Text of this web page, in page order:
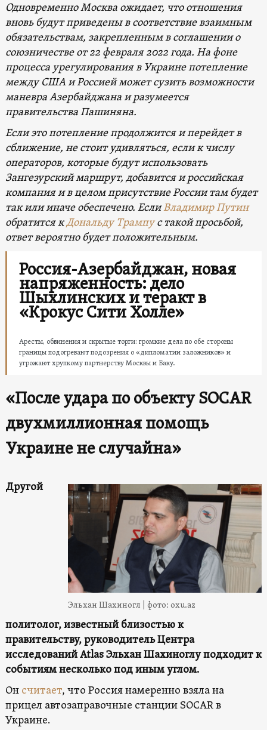
Одновременно Москва ожидает, что отношения
вновь будут приведены в соответствие взаимным
обязательствам, закрепленным в соглашении о
союзничестве от 22 февраля 2022 года. На фоне
процесса урегулирования в Украине потепление
между США и Россией может сузить возможности
маневра Азербайджана и разумеется
правительства Пашиняна.
Если это потепление продолжится и перейдет в
сближение, не стоит удивляться, если к числу
операторов, которые будут использовать
Зангезурский маршрут, добавится и российская
компания и в целом присутствие России там будет
так или иначе обеспечено. ЕслиВладимир Путин
обратится кДональду Трампус такой просьбой,
ответ вероятно будет положительным.
Россия-Азербайджан, новая
напряженность: дело
Шыхлинских и теракт в
«Крокус Сити Холле»
Аресты, обвинения и скрытые торги: громкие дела по обе стороны
границы подогревают подозрения о «дипломатии заложников» и
угрожают хрупкому партнерству Москвы и Баку.
«После удара по объекту SOCAR
двухмиллионная помощь
Украине не случайна»
Эльхан Шахиногл | фото: oxu.az
Другой
политолог, известный близостью к
правительству, руководитель Центра
исследований Atlas Эльхан Шахиноглу подходит к
событиям несколько под иным углом.
Он считает, что Россия намеренно взяла на
прицел автозаправочные станции SOCAR в
Украине.